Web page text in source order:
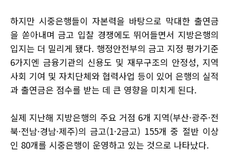
하지만 시중은행들이 자본력을 바탕으로 막대한 출연금
을 쏟아내며 금고 입찰 경쟁에도 뛰어들면서 지방은행의
입지는 더 밀리게 됐다. 행정안전부의 금고 지정 평가기준
6가지엔 금융기관의 신용도 및 재무구조의 안정성, 지역
사회 기여 및 자치단체와 협력사업 등이 있어 은행의 실적
과 출연금은 점수를 받는 데 큰 영향을 미치게 된다.
실제 지난해 지방은행의 주요 거점 6개 지역(부산·광주·전
북·전남·경남·제주)의 금고(1·2금고) 155개 중 절반 이상
인 80개를 시중은행이 운영하고 있는 것으로 나타났다.